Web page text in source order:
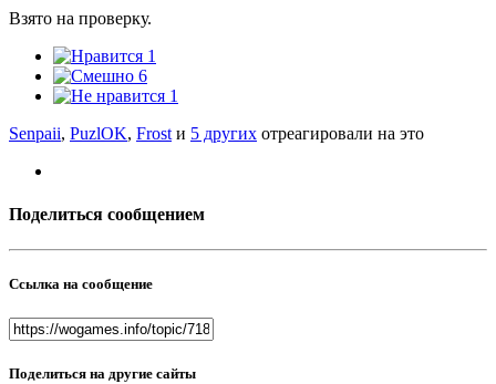
Взято на проверку.
1
6
1
Senpaii, PuzlOK, Frost и 5 других отреагировали на это
Поделиться сообщением
Ссылка на сообщение
Поделиться на другие сайты